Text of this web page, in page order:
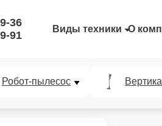
36
91
Виды техники О
Робот-пылесос